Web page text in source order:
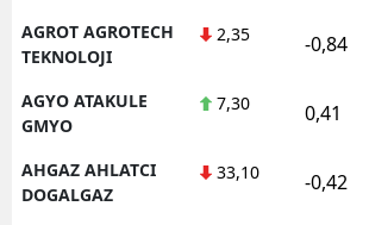
AGROT AGROTECH
TEKNOLOJI
2,35 -0,84
AGYO ATAKULE
GMYO
7,30 0,41
AHGAZ AHLATCI
DOGALGAZ
33,10 -0,42